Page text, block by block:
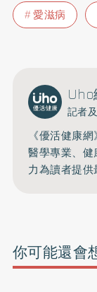
愛滋病
記者
《優活健康
醫學專業、
力為讀者提供
你可能還會